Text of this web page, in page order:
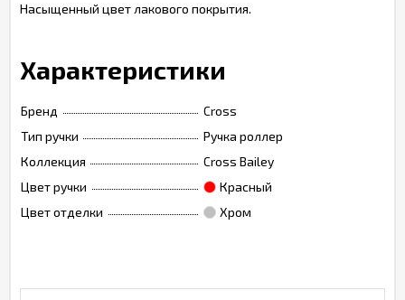
Насыщенный цвет лакового покрытия.
Характеристики
Бренд
Cross
Тип ручки
Ручка роллер
Коллекция
Cross Bailey
Цвет ручки
Красный
Цвет отделки
Хром